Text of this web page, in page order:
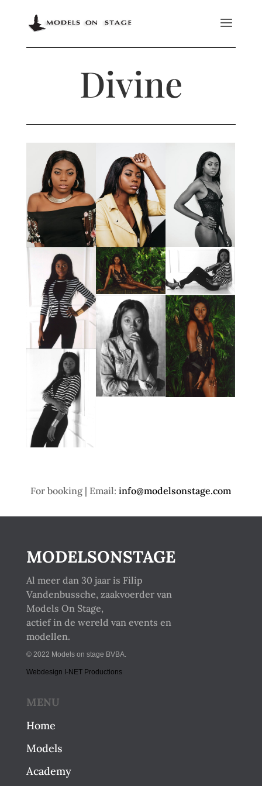
Divine
For booking | Email:info@modelsonstage.com
MODELSONSTAGE
Al meer dan 30 jaar is Filip
Vandenbussche, zaakvoerder van
Models On Stage,
actief in de wereld van events en
modellen.
© 2022 Models on stage BVBA.
Webdesign I-NET Productions
MENU
Home
Models
Academy